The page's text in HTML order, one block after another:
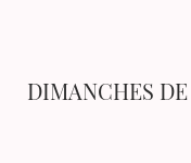
et
DIMANCHES DE
et